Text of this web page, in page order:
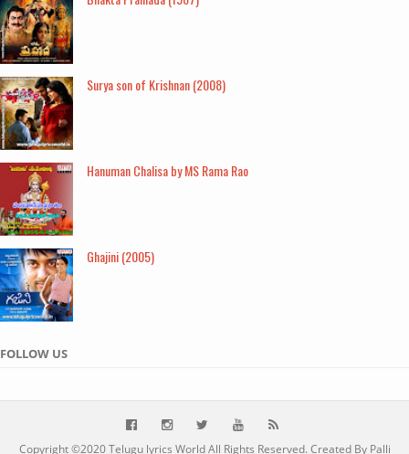
Surya son of Krishnan (2008)
Hanuman Chalisa by MS Rama Rao
Ghajini (2005)
FOLLOW US
Copyright ©2020Telugu lyrics WorldAll Rights Reserved. Created By Palli